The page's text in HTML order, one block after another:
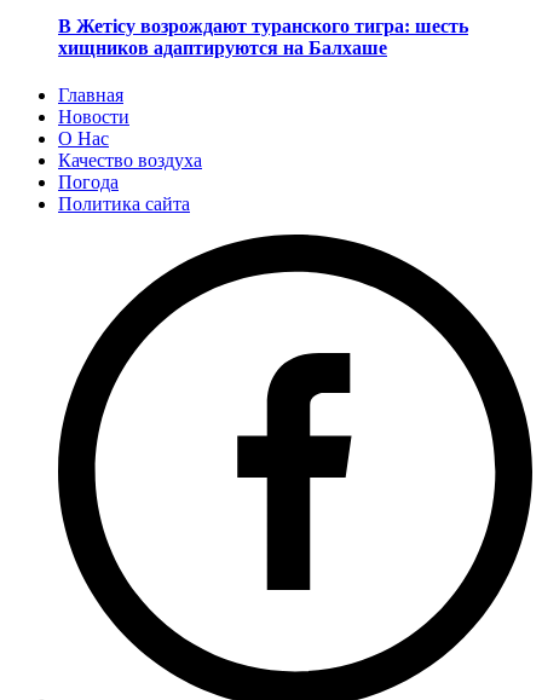
В Жетісу возрождают туранского тигра: шесть
хищников адаптируются на Балхаше
Главная
Новости
О Нас
Качество воздуха
Погода
Политика сайта